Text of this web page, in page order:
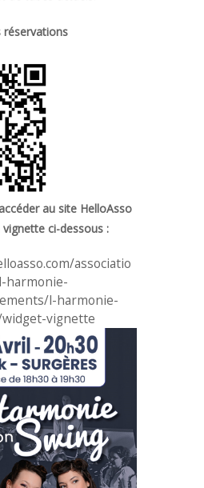
réservations
au site HelloAsso
ci-dessous :
associatio
harmonie-
l-harmonie-
vignette